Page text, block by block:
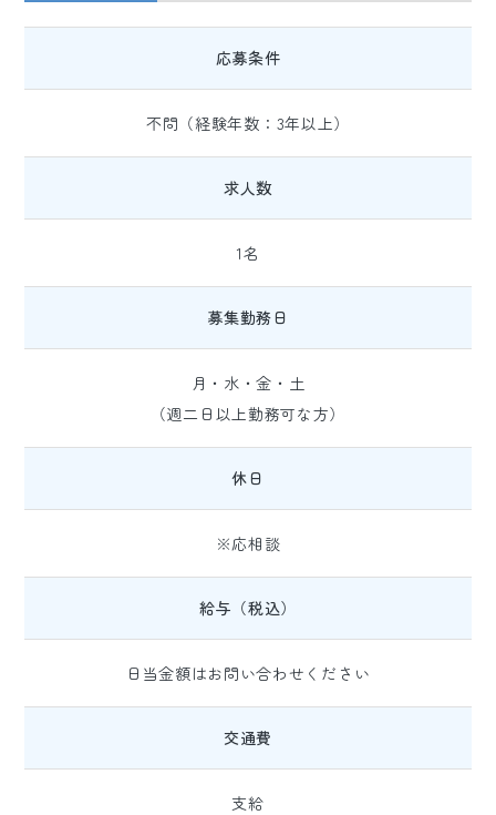
応募条件
不問（経験年数：3年以上）
求人数
1名
募集勤務日
月・水・金・土
（週二日以上勤務可な方）
休日
※応相談
給与（税込）
日当金額はお問い合わせください
交通費
支給